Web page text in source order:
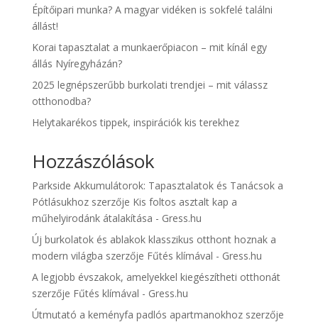
Építőipari munka? A magyar vidéken is sokfelé találni
állást!
Korai tapasztalat a munkaerőpiacon – mit kínál egy
állás Nyíregyházán?
2025 legnépszerűbb burkolati trendjei – mit válassz
otthonodba?
Helytakarékos tippek, inspirációk kis terekhez
Hozzászólások
Parkside Akkumulátorok: Tapasztalatok és Tanácsok a
Pótlásukhozszerzője Kis foltos asztalt kap a
műhelyirodánk átalakítása - Gress.hu
Új burkolatok és ablakok klasszikus otthont hoznak a
modern világba szerzője Fűtés klímával - Gress.hu
A legjobb évszakok, amelyekkel kiegészítheti otthonát
szerzője Fűtés klímával - Gress.hu
Útmutató a keményfa padlós apartmanokhozszerzője